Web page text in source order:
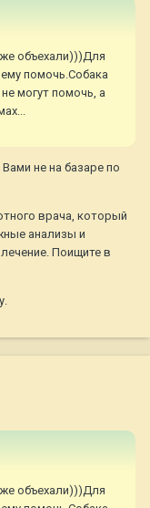
объехали)))Для
помочь.Собака
могут помочь, а
не на базаре по
врача, который
анализы и
Поищите в
объехали)))Для